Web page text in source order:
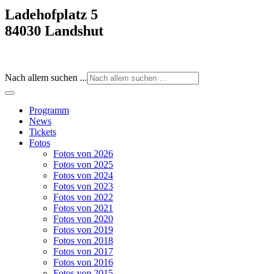
Ladehofplatz 5
84030 Landshut
Nach allem suchen ...
Programm
News
Tickets
Fotos
Fotos von 2026
Fotos von 2025
Fotos von 2024
Fotos von 2023
Fotos von 2022
Fotos von 2021
Fotos von 2020
Fotos von 2019
Fotos von 2018
Fotos von 2017
Fotos von 2016